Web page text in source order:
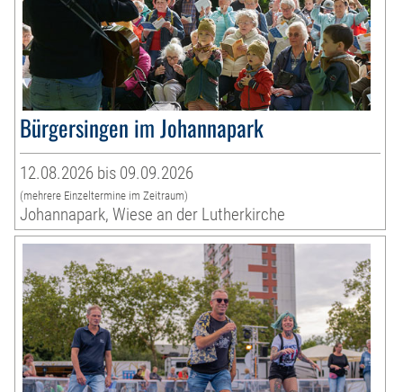
Bürgersingen im Johannapark
12.08.2026 bis 09.09.2026
(mehrere Einzeltermine im Zeitraum)
Johannapark, Wiese an der Lutherkirche